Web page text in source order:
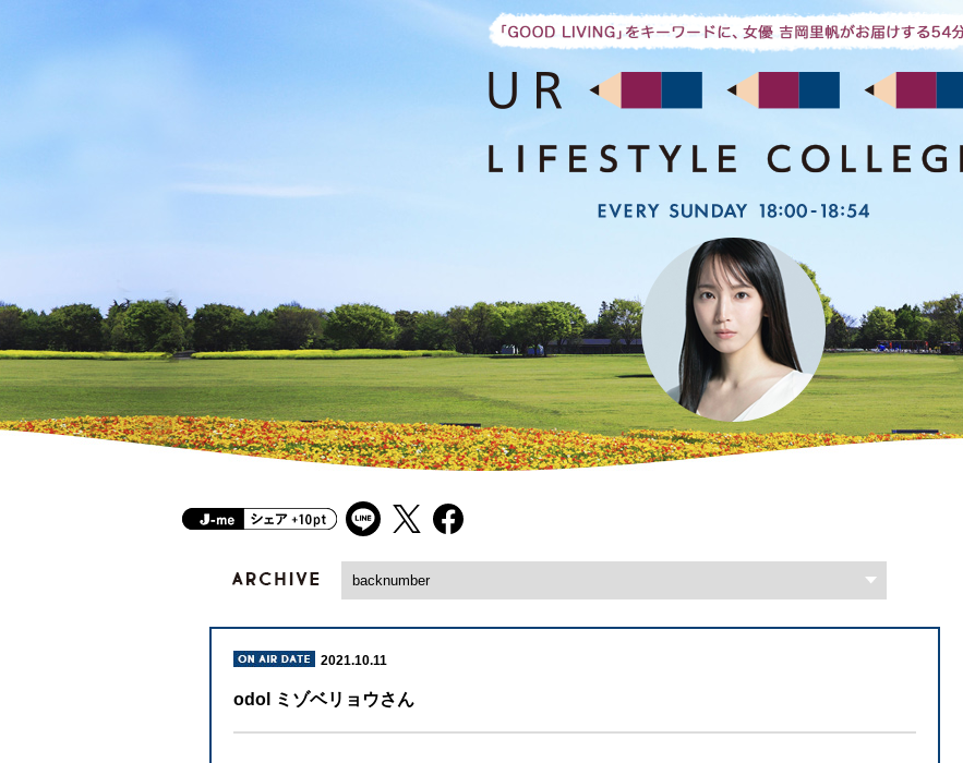
2021.10.11
odol ミゾベリョウさん